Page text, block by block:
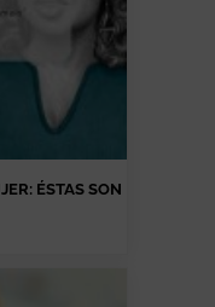
ÉSTAS SON